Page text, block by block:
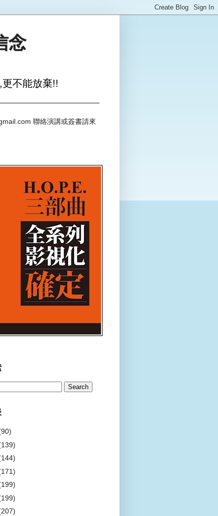
念
不能放棄!!
聯絡演講或簽書請來